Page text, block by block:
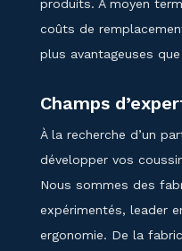
produits. À moyen
coûts de
plus avantageuses
Champs
À la recherche d’un
développer vos
Nous sommes des
expérimentés, leader
ergonomie. De la